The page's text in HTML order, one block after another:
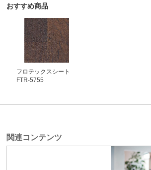
おすすめ商品
フロテックスシート
FTR-5755
関連コンテンツ